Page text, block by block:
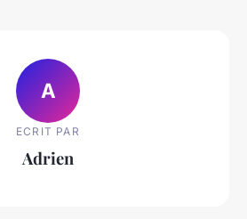
A
ECRIT PAR
Adrien